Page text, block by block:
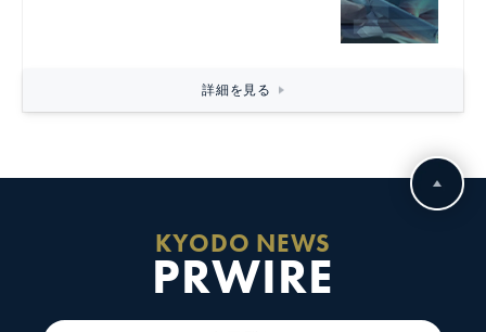
詳細を見る
KYODO NEWS
PRWIRE